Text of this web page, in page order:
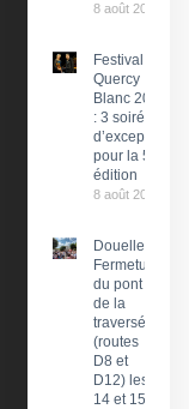
8 août 2026
Festival du
Quercy
Blanc 2026
: 3 soirées
d’exception
pour la 58e
édition
8 août 2026
Douelle :
Fermeture
du pont et
de la
traversée
(routes
D8 et
D12) les
14 et 15